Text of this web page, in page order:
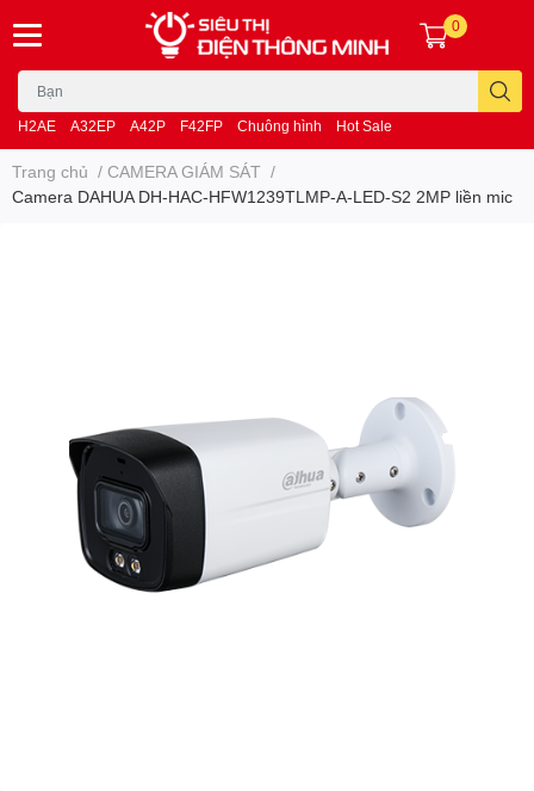
H2AE A32EP A42P F42FP Chuông hình Hot Sale
0
Trang chủ / CAMERA GIÁM SÁT /
Camera DAHUA DH-HAC-HFW1239TLMP-A-LED-S2 2MP liền mic